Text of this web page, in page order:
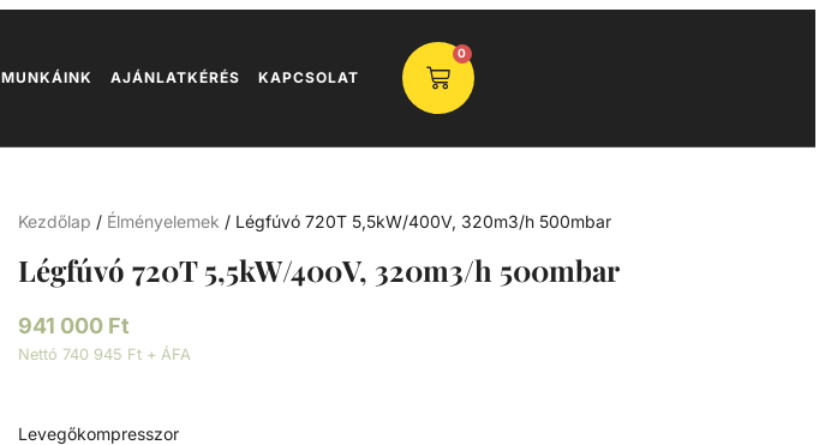
MUNKÁINK AJÁNLATKÉRÉS KAPCSOLAT
0
Kezdőlap / Élményelemek / Légfúvó 720T 5,5kW/400V, 320m3/h 500mbar
Légfúvó 720T 5,5kW/400V, 320m3/h 500mbar
941 000 Ft
Nettó 740 945 Ft + ÁFA
Levegőkompresszor